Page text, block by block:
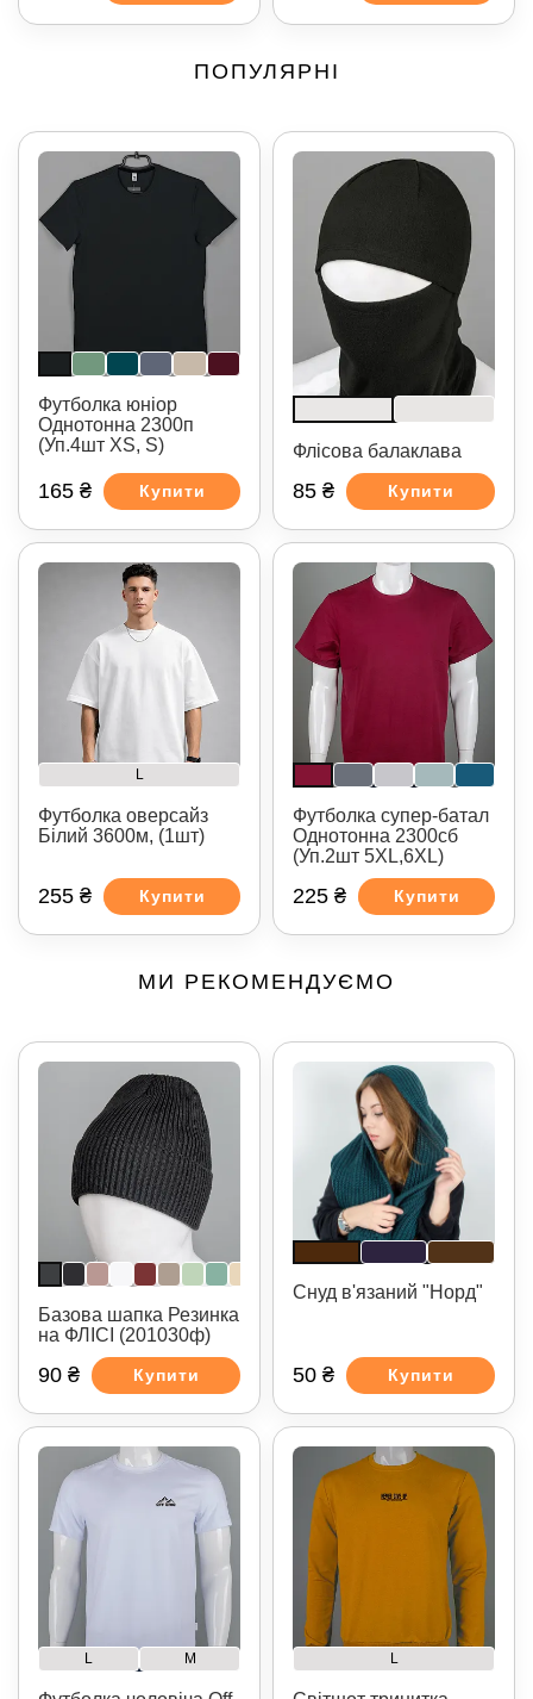
ПОПУЛЯРНІ
Футболка юніор
Однотонна 2300п
(Уп.4шт XS, S)
165 ₴ Купити
Флісова балаклава
85 ₴ Купити
L
Футболка оверсайз
Білий 3600м, (1шт)
255 ₴ Купити
Футболка супер-батал
Однотонна 2300сб
(Уп.2шт 5XL,6XL)
225 ₴ Купити
МИ РЕКОМЕНДУЄМО
Базова шапка Резинка
на ФЛІСІ (201030ф)
90 ₴ Купити
Снуд в'язаний "Норд"
50 ₴ Купити
L M L